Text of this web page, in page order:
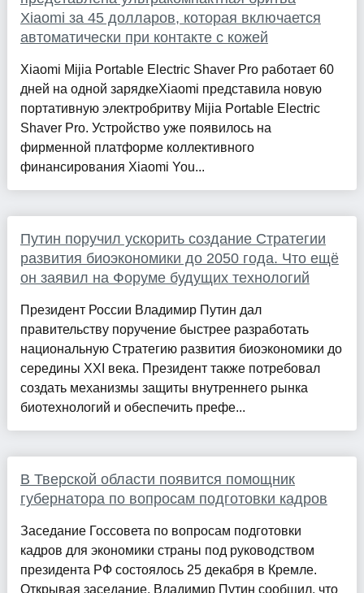
Xiaomi за 45 долларов, которая включается
автоматически при контакте с кожей
Xiaomi Mijia Portable Electric Shaver Pro работает 60
дней на одной зарядкеXiaomi представила новую
портативную электробритву Mijia Portable Electric
Shaver Pro. Устройство уже появилось на
фирменной платформе коллективного
финансирования Xiaomi You...
Путин поручил ускорить создание Стратегии
развития биоэкономики до 2050 года. Что ещё
он заявил на Форуме будущих технологий
Президент России Владимир Путин дал
правительству поручение быстрее разработать
национальную Стратегию развития биоэкономики до
середины XXI века. Президент также потребовал
создать механизмы защиты внутреннего рынка
биотехнологий и обеспечить префе...
В Тверской области появится помощник
губернатора по вопросам подготовки кадров
Заседание Госсовета по вопросам подготовки
кадров для экономики страны под руководством
президента РФ состоялось 25 декабря в Кремле.
Открывая заседание, Владимир Путин сообщил, что